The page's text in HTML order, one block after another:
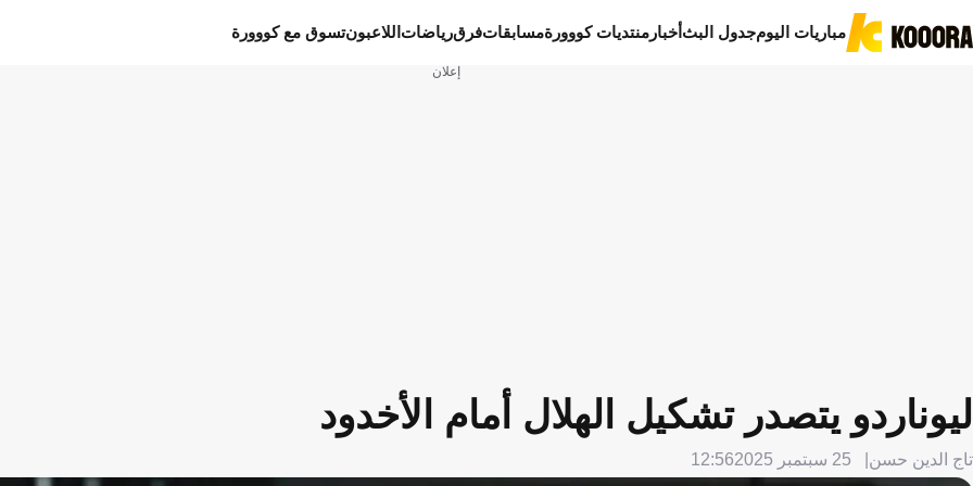
مباريات اليومجدول البثأخبار منتديات كووورةمسابقاتفرقرياضات اللاعبونتسوق مع كووورة
إعلان
ليوناردو يتصدر تشكيل الهلال أمام الأخدود
تاج الدين حسن 25 سبتمبر 2025 12:56